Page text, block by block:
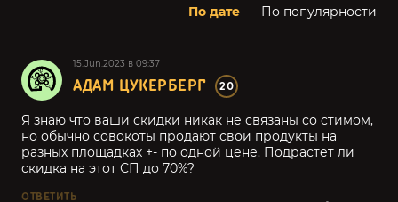
По дате По популярности
15.Jun.2023 в 09:37
АДАМ ЦУКЕРБЕРГ 20
Я знаю что ваши скидки никак не связаны со стимом,
но обычно совокоты продают свои продукты на
разных площадках +- по одной цене. Подрастет ли
скидка на этот СП до 70%?
ОТВЕТИТЬ